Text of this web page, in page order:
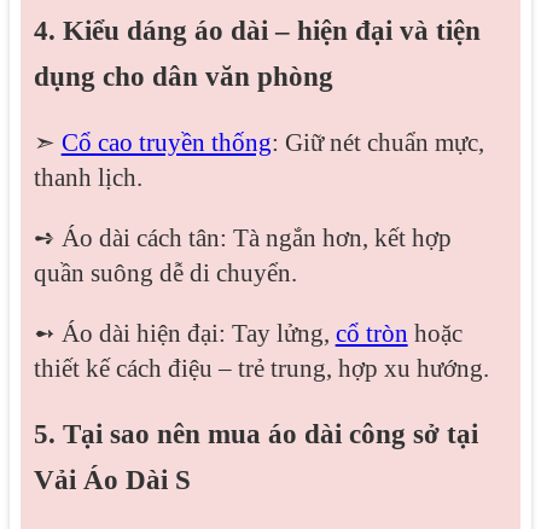
4. Kiểu dáng áo dài – hiện đại và tiện
dụng cho dân văn phòng
➣ Cổ cao truyền thống: Giữ nét chuẩn mực,
thanh lịch.
➺ Áo dài cách tân: Tà ngắn hơn, kết hợp
quần suông dễ di chuyển.
➻ Áo dài hiện đại: Tay lửng, cổ tròn hoặc
thiết kế cách điệu – trẻ trung, hợp xu hướng.
5. Tại sao nên mua áo dài công sở tại
Vải Áo Dài S